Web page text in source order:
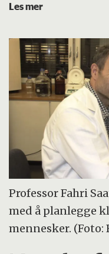
Les mer
Professor Fahri
med å planlegge
mennesker. (Foto: